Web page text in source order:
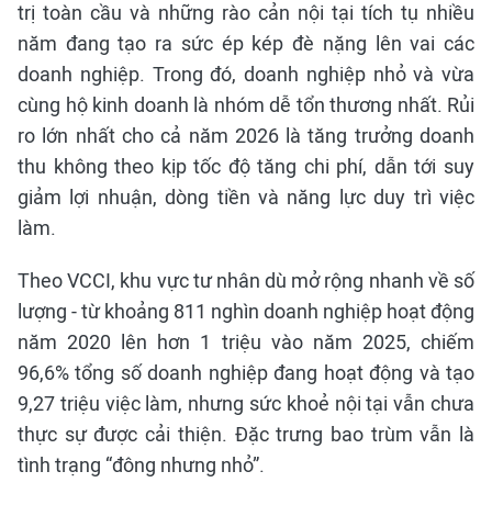
trị toàn cầu và những rào cản nội tại tích tụ nhiều
năm đang tạo ra sức ép kép đè nặng lên vai các
doanh nghiệp. Trong đó, doanh nghiệp nhỏ và vừa
cùng hộ kinh doanh là nhóm dễ tổn thương nhất. Rủi
ro lớn nhất cho cả năm 2026 là tăng trưởng doanh
thu không theo kịp tốc độ tăng chi phí, dẫn tới suy
giảm lợi nhuận, dòng tiền và năng lực duy trì việc
làm.
Theo VCCI, khu vực tư nhân dù mở rộng nhanh về số
lượng - từ khoảng 811 nghìn doanh nghiệp hoạt động
năm 2020 lên hơn 1 triệu vào năm 2025, chiếm
96,6% tổng số doanh nghiệp đang hoạt động và tạo
9,27 triệu việc làm, nhưng sức khoẻ nội tại vẫn chưa
thực sự được cải thiện. Đặc trưng bao trùm vẫn là
tình trạng “đông nhưng nhỏ”.